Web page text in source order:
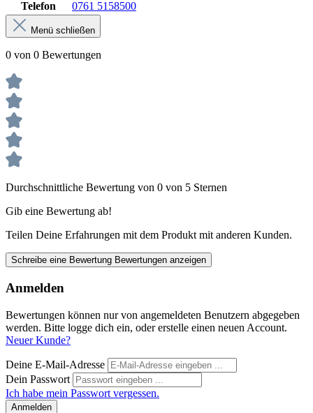
Telefon
0761 5158500
Menü schließen
0 von 0 Bewertungen
Durchschnittliche Bewertung von 0 von 5 Sternen
Gib eine Bewertung ab!
Teilen Deine Erfahrungen mit dem Produkt mit anderen Kunden.
Schreibe eine Bewertung Bewertungen anzeigen
Anmelden
Bewertungen können nur von angemeldeten Benutzern abgegeben
werden. Bitte logge dich ein, oder erstelle einen neuen Account.
Neuer Kunde?
Deine E-Mail-Adresse
Dein Passwort
Ich habe mein Passwort vergessen.
Anmelden